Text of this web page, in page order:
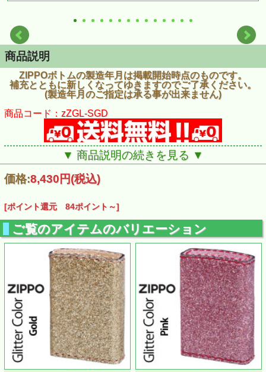
商品説明
ZIPPOボトムの製造年月は掲載開始時点のものです。
補充とともに新しくなってゆきますのでご了承ください。
(製造年月のご指定は承る事が出来ません)
商品コード：zZGL-SGD
▼ 商品説明の続きを見る ▼
価格:8,430円(税込)
[ポイント還元 84ポイント～]
ご覧のアイテムのバリエーション